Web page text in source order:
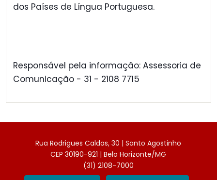
dos Países de Língua Portuguesa.
Responsável pela informação: Assessoria de
Comunicação - 31 - 2108 7715
Rua Rodrigues Caldas, 30 | Santo Agostinho
CEP 30190-921 | Belo Horizonte/MG
(31) 2108-7000